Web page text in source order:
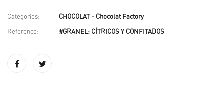
Categories: CHOCOLAT - Chocolat Factory
Reference: #GRANEL: CÍTRICOS Y CONFITADOS